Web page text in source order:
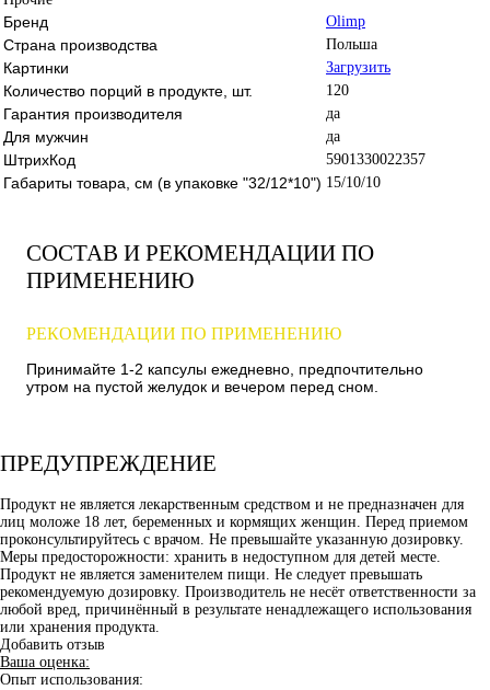
Бренд Olimp
Страна производства Польша
Картинки Загрузить
Количество порций в продукте, шт. 120
Гарантия производителя да
Для мужчин да
ШтрихКод 5901330022357
Габариты товара, см (в упаковке "32/12*10") 15/10/10
СОСТАВ И РЕКОМЕНДАЦИИ ПО
ПРИМЕНЕНИЮ
РЕКОМЕНДАЦИИ ПО ПРИМЕНЕНИЮ
Принимайте 1-2 капсулы ежедневно, предпочтительно
утром на пустой желудок и вечером перед сном.
ПРЕДУПРЕЖДЕНИЕ
Продукт не является лекарственным средством и не предназначен для
лиц моложе 18 лет, беременных и кормящих женщин. Перед приемом
проконсультируйтесь с врачом. Не превышайте указанную дозировку.
Меры предосторожности: хранить в недоступном для детей месте.
Продукт не является заменителем пищи. Не следует превышать
рекомендуемую дозировку. Производитель не несёт ответственности за
любой вред, причинённый в результате ненадлежащего использования
или хранения продукта.
Добавить отзыв
Ваша оценка:
Опыт использования: